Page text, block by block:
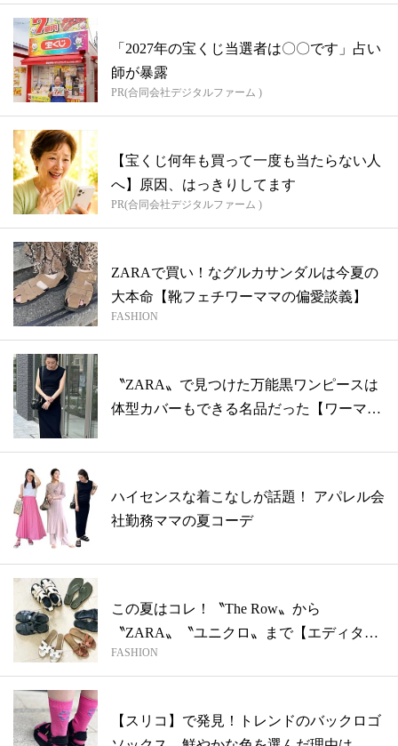
「2027年の宝くじ当選者は〇〇です」占い
師が暴露
PR(合同会社デジタルファーム )
【宝くじ何年も買って一度も当たらない人
へ】原因、はっきりしてます
PR(合同会社デジタルファーム )
ZARAで買い！なグルカサンダルは今夏の
大本命【靴フェチワーママの偏愛談義】
FASHION
〝ZARA〟で見つけた万能黒ワンピースは
体型カバーもできる名品だった【ワーママ
ハイセンスな着こなしが話題！ アパレル会
社勤務ママの夏コーデ
この夏はコレ！〝The Row〟から
〝ZARA〟〝ユニクロ〟まで【エディター
の激...
FASHION
【スリコ】で発見！トレンドのバックロゴ